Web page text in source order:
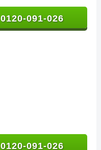
0120-091-026
0120-091-026